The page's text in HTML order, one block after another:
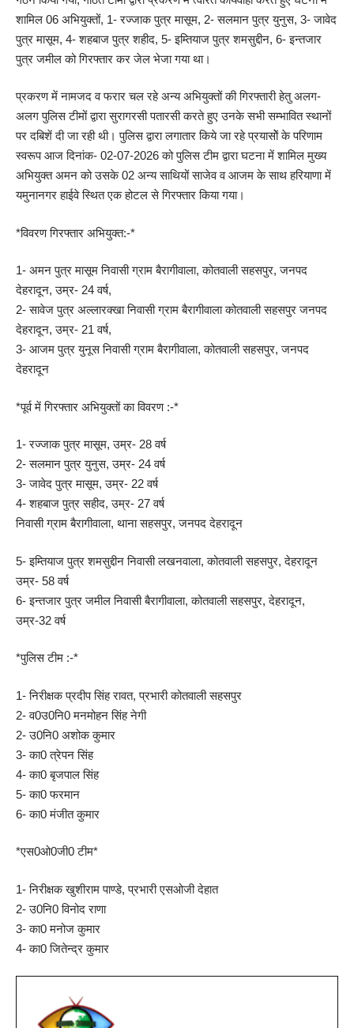
शामिल 06 अभियुक्तों, 1- रज्जाक पुत्र मासूम, 2- सलमान पुत्र युनुस, 3- जावेद
पुत्र मासूम, 4- शहबाज पुत्र शहीद, 5- इम्तियाज पुत्र शमसुद्दीन, 6- इन्तजार
पुत्र जमील को गिरफ्तार कर जेल भेजा गया था।
प्रकरण में नामजद व फरार चल रहे अन्य अभियुक्तों की गिरफ्तारी हेतु अलग-
अलग पुलिस टीमों द्वारा सुरागरसी पतारसी करते हुए उनके सभी सम्भावित स्थानों
पर दबिशें दी जा रही थी। पुलिस द्वारा लगातार किये जा रहे प्रयासोें के परिणाम
स्वरूप आज दिनांक- 02-07-2026 को पुलिस टीम द्वारा घटना में शामिल मुख्य
अभियुक्त अमन को उसके 02 अन्य साथियों साजेव व आजम के साथ हरियाणा में
यमुनानगर हाईवे स्थित एक होटल से गिरफ्तार किया गया।
*विवरण गिरफ्तार अभियुक्त:-*
1- अमन पुत्र मासूम निवासी ग्राम बैरागीवाला, कोतवाली सहसपुर, जनपद
देहरादून, उम्र- 24 वर्ष,
2- सावेज पुत्र अल्लारक्खा निवासी ग्राम बैरागीवाला कोतवाली सहसपुर जनपद
देहरादून, उम्र- 21 वर्ष,
3- आजम पुत्र युनूस निवासी ग्राम बैरागीवाला, कोतवाली सहसपुर, जनपद
देहरादून
*पूर्व में गिरफ्तार अभियुक्तों का विवरण :-*
1- रज्जाक पुत्र मासूम, उम्र- 28 वर्ष
2- सलमान पुत्र युनुस, उम्र- 24 वर्ष
3- जावेद पुत्र मासूम, उम्र- 22 वर्ष
4- शहबाज पुत्र सहीद, उम्र- 27 वर्ष
निवासी ग्राम बैरागीवाला, थाना सहसपुर, जनपद देहरादून
5- इम्तियाज पुत्र शमसुद्दीन निवासी लखनवाला, कोतवाली सहसपुर, देहरादून
उम्र- 58 वर्ष
6- इन्तजार पुत्र जमील निवासी बैरागीवाला, कोतवाली सहसपुर, देहरादून,
उम्र-32 वर्ष
*पुलिस टीम :-*
1- निरीक्षक प्रदीप सिंह रावत, प्रभारी कोतवाली सहसपुर
2- व0उ0नि0 मनमोहन सिंह नेगी
2- उ0नि0 अशोक कुमार
3- का0 त्रेपन सिंह
4- का0 बृजपाल सिंह
5- का0 फरमान
6- का0 मंजीत कुमार
*एस0ओ0जी0 टीम*
1- निरीक्षक खुशीराम पाण्डे, प्रभारी एसओजी देहात
2- उ0नि0 विनोद राणा
3- का0 मनोज कुमार
4- का0 जितेन्द्र कुमार